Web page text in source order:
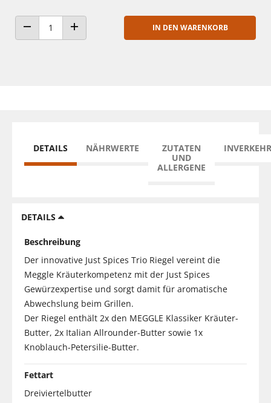
ANZAHL VERRINGERNANZAHL ERHÖHEN
IN DEN WARENKORB
DETAILS NÄHRWERTE
ZUTATEN
UND
ALLERGENE
DETAILS
Beschreibung
Der innovative Just Spices Trio Riegel vereint die
Meggle Kräuterkompetenz mit der Just Spices
Gewürzexpertise und sorgt damit für aromatische
Abwechslung beim Grillen.
Der Riegel enthält 2x den MEGGLE Klassiker Kräuter-
Butter, 2x Italian Allrounder-Butter sowie 1x
Knoblauch-Petersilie-Butter.
Fettart
Dreiviertelbutter